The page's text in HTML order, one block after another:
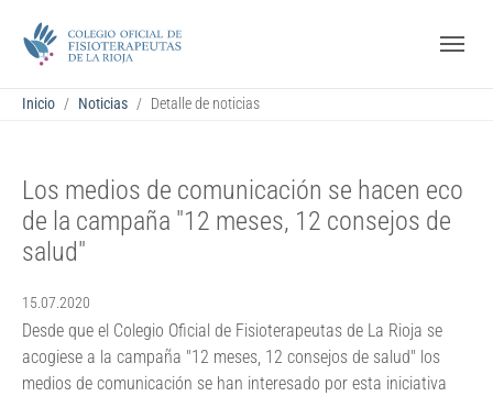
Estás aquí:
Inicio Noticias Detalle de noticias
Los medios de comunicación se hacen eco
de la campaña "12 meses, 12 consejos de
salud"
15.07.2020
Desde que el Colegio Oficial de Fisioterapeutas de La Rioja se
acogiese a la campaña "12 meses, 12 consejos de salud" los
medios de comunicación se han interesado por esta iniciativa